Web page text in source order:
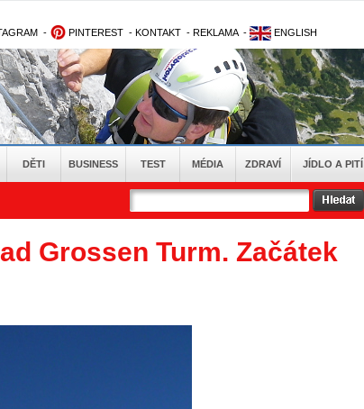
- PINTEREST - KONTAKT - REKLAMA - ENGLISH
DĚTI BUSINESS TEST MÉDIA ZDRAVÍ JÍDLO A PITÍ
Grossen Turm. Začátek